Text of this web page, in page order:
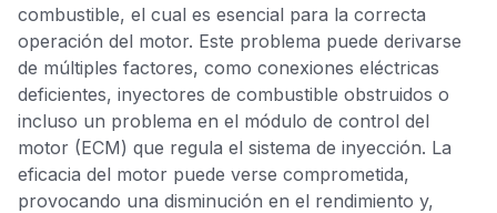
combustible, el cual es esencial para la correcta
operación del motor. Este problema puede derivarse
de múltiples factores, como conexiones eléctricas
deficientes, inyectores de combustible obstruidos o
incluso un problema en el módulo de control del
motor (ECM) que regula el sistema de inyección. La
eficacia del motor puede verse comprometida,
provocando una disminución en el rendimiento y,